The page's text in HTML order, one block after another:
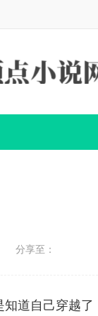
分享至：
道自己穿越了